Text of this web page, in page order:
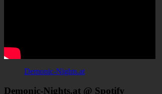
Demonic-Nights.at
Demonic-Nights.at @ Spotify